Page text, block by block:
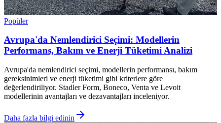
Popüler
Avrupa'da Nemlendirici Seçimi: Modellerin
Performans, Bakım ve Enerji Tüketimi Analizi
Avrupa'da nemlendirici seçimi, modellerin performansı, bakım
gereksinimleri ve enerji tüketimi gibi kriterlere göre
değerlendiriliyor. Stadler Form, Boneco, Venta ve Levoit
modellerinin avantajları ve dezavantajları inceleniyor.
Daha fazla bilgi edinin